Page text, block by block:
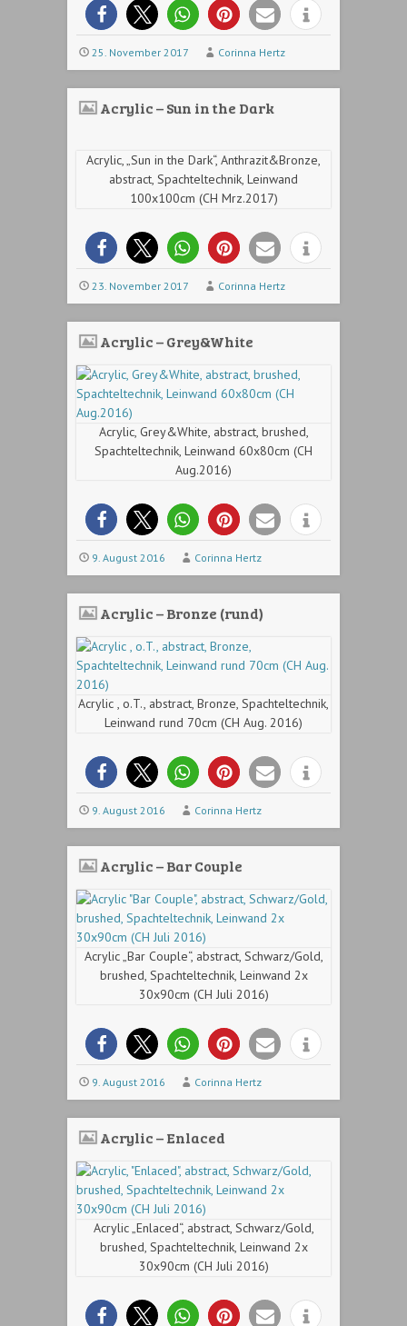
25. November 2017 Corinna Hertz
Acrylic – Sun in the Dark
Acrylic, „Sun in the Dark“, Anthrazit&Bronze,
abstract, Spachteltechnik, Leinwand
100x100cm (CH Mrz.2017)
23. November 2017 Corinna Hertz
Acrylic – Grey&White
Acrylic, Grey&White, abstract, brushed,
Spachteltechnik, Leinwand 60x80cm (CH
Aug.2016)
9. August 2016 Corinna Hertz
Acrylic – Bronze (rund)
Acrylic , o.T., abstract, Bronze, Spachteltechnik,
Leinwand rund 70cm (CH Aug. 2016)
9. August 2016 Corinna Hertz
Acrylic – Bar Couple
Acrylic „Bar Couple“, abstract, Schwarz/Gold,
brushed, Spachteltechnik, Leinwand 2x
30x90cm (CH Juli 2016)
9. August 2016 Corinna Hertz
Acrylic – Enlaced
Acrylic „Enlaced“, abstract, Schwarz/Gold,
brushed, Spachteltechnik, Leinwand 2x
30x90cm (CH Juli 2016)